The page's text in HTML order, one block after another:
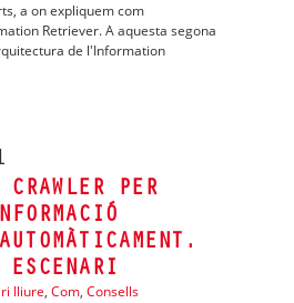
a on expliquem com
Retriever. A aquesta segona
de l'Information
PER
lliure, Com, Consells